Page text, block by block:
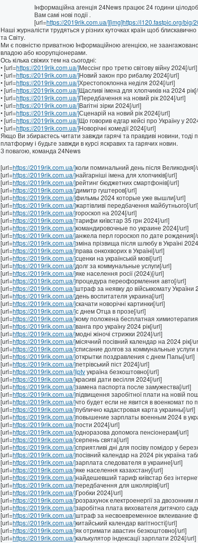
Інформаційна агенція 24News працює 24 години
Вам самі нові події .
[url=https://2019rik.com.ua/][img]https://i120.fastpic.org/big/
Наші журналісти трудяться у різних куточках країн щоб
та Світу.
Ми є повністю приватною Інформаційною агенцією, не
владою або коорупціонерами.
Ось кілька свіжих тем на сьогодні:
• [url=https://2019rik.com.ua/]Мессінг про третю світову війну 2024[/url]
• [url=https://2019rik.com.ua/]Новий закон про рибалку 2024[/url]
• [url=https://2019rik.com.ua/]Хрестопоклонна неділя 2024[/url]
• [url=https://2019rik.com.ua/]Щасливі імена для хлопчиків на 2024
• [url=https://2019rik.com.ua/]Передбачення на новий рік 2024[/url]
• [url=https://2019rik.com.ua/]Вагітні зірки 2024[/url]
• [url=https://2019rik.com.ua/]Сценарій на новий рік 2024[/url]
• [url=https://2019rik.com.ua/]Що говорив едгар кейсі про Україну у
• [url=https://2019rik.com.ua/]Новорічні комедії 2024[/url]
Якщо Ви збираєтесь читати завжди гарячі та правдиві новини,
платформу і будьте завжди в курсі яскравих та гарячих новин.
З повагою, команда 24News
[url=https://2019rik.com.ua/]коли поминальний день після
[url=https://2019rik.com.ua/]найгарніші імена для хлопчиків[/url]
[url=https://2019rik.com.ua/]рейтинг бюджетних смартфонів[/url]
[url=https://2019rik.com.ua/]димитр гуштеров[/url]
[url=https://2019rik.com.ua/]фильмы 2024 которые уже вышли[/url]
[url=https://2019rik.com.ua/]жартівливі передбачення майбутнього[/url]
[url=https://2019rik.com.ua/]гороскоп на 2024[/url]
[url=https://2019rik.com.ua/]тарифи київстар 35 грн 2024[/url]
[url=https://2019rik.com.ua/]командировочные по украине 2024[/url]
[url=https://2019rik.com.ua/]анжела перл гороскоп по дате рождения[/
[url=https://2019rik.com.ua/]зміна прізвища після шлюбу в Україні
[url=https://2019rik.com.ua/]права онкохворих в Україні[/url]
[url=https://2019rik.com.ua/]сценки на українській мові[/url]
[url=https://2019rik.com.ua/]долг за коммунальные услуги[/url]
[url=https://2019rik.com.ua/]яке населення росії (2024)[/url]
[url=https://2019rik.com.ua/]процедура переоформления авто[/url]
[url=https://2019rik.com.ua/]штраф за неявку до військкомату України
[url=https://2019rik.com.ua/]день воспитателя украина[/url]
[url=https://2019rik.com.ua/]скачати новорічні картинки[/url]
[url=https://2019rik.com.ua/]с днем Отца в прозе[/url]
[url=https://2019rik.com.ua/]кому положена бесплатная
[url=https://2019rik.com.ua/]ванга про україну 2024 рік[/url]
[url=https://2019rik.com.ua/]модні жіночі стрижки 2024[/url]
[url=https://2019rik.com.ua/]місячний посівний календар на 2024 рік[/
[url=https://2019rik.com.ua/]списание долгов за коммунальные услуги
[url=https://2019rik.com.ua/]открытки поздравления с днем Папы[/url]
[url=https://2019rik.com.ua/]петрівський піст 2024[/url]
[url=https://2019rik.com.ua/]iptvукраїна безкоштовно[/url]
[url=https://2019rik.com.ua/]красиві дати весілля 2024[/url]
[url=https://2019rik.com.ua/]замена паспорта после замужества[/url]
[url=https://2019rik.com.ua/]підвищення заробітної плати на новій
[url=https://2019rik.com.ua/]что будет если не явится в военкомат по
[url=https://2019rik.com.ua/]публично кадастровая карта украины[/url]
[url=https://2019rik.com.ua/]повышение зарплаты военным 2024 в
[url=https://2019rik.com.ua/]пости 2024[/url]
[url=https://2019rik.com.ua/]одноразова допомога пенсіонерам[/url]
[url=https://2019rik.com.ua/]серпень свята[/url]
[url=https://2019rik.com.ua/]сприятливі дні для посіву помідор у
[url=https://2019rik.com.ua/]посівний календар на 2024 рік україна
[url=https://2019rik.com.ua/]зарплата следователя в украине[/url]
[url=https://2019rik.com.ua/]яке населення казахстану[/url]
[url=https://2019rik.com.ua/]найдешевший тариф київстар без
[url=https://2019rik.com.ua/]передбачення для школярів[/url]
[url=https://2019rik.com.ua/]Гробки 2024[/url]
[url=https://2019rik.com.ua/]розрахунок електроенергії за двозонним
[url=https://2019rik.com.ua/]заробітна плата вихователя дитячого
[url=https://2019rik.com.ua/]штраф за несвоевременное вклеивание
[url=https://2019rik.com.ua/]китайський календар вагітності[/url]
[url=https://2019rik.com.ua/]як отримати авастин безкоштовно[/url]
[url=https://2019rik.com.ua/]калькулятор індексації зарплати 2024[/url]